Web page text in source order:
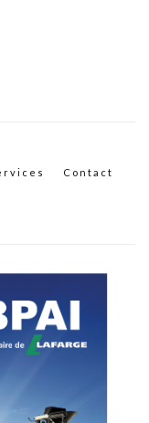
Contact